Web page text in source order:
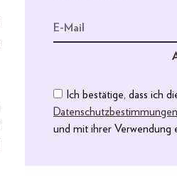
Ich bestätige, dass ich
Datenschutzbestimmungen
und mit ihrer Verwendung